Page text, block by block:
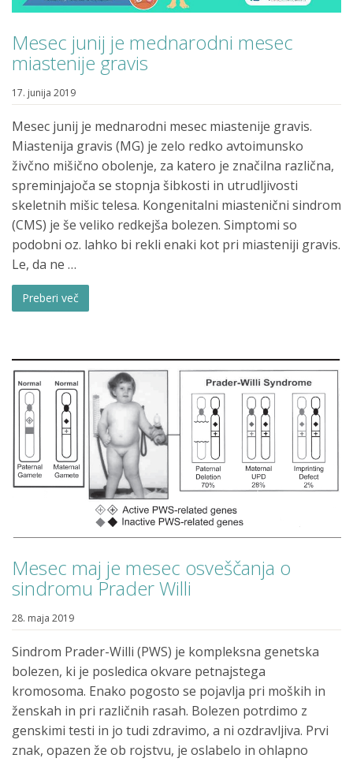
Mesec junij je mednarodni mesec
miastenije gravis
17. junija 2019
Mesec junij je mednarodni mesec miastenije gravis.
Miastenija gravis (MG) je zelo redko avtoimunsko
živčno mišično obolenje, za katero je značilna različna,
spreminjajoča se stopnja šibkosti in utrudljivosti
skeletnih mišic telesa. Kongenitalni miastenični sindrom
(CMS) je še veliko redkejša bolezen. Simptomi so
podobni oz. lahko bi rekli enaki kot pri miasteniji gravis.
Le, da ne …
Preberi več
Mesec maj je mesec osveščanja o
sindromu Prader Willi
28. maja 2019
Sindrom Prader-Willi (PWS) je kompleksna genetska
bolezen, ki je posledica okvare petnajstega
kromosoma. Enako pogosto se pojavlja pri moških in
ženskah in pri različnih rasah. Bolezen potrdimo z
genskimi testi in jo tudi zdravimo, a ni ozdravljiva. Prvi
znak, opazen že ob rojstvu, je oslabelo in ohlapno